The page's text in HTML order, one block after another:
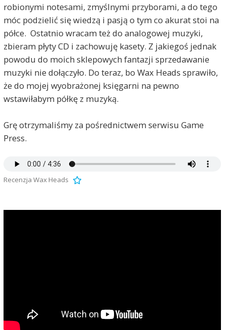
robionymi notesami, zmyślnymi przyborami, a do tego
móc podzielić się wiedzą i pasją o tym co akurat stoi na
półce. Ostatnio wracam też do analogowej muzyki,
zbieram płyty CD i zachowuję kasety. Z jakiegoś jednak
powodu do moich sklepowych fantazji sprzedawanie
muzyki nie dołączyło. Do teraz, bo Wax Heads sprawiło,
że do mojej wyobrażonej księgarni na pewno
wstawiłabym półkę z muzyką.
Grę otrzymaliśmy za pośrednictwem serwisu Game
Press.
Recenzja Wax Heads